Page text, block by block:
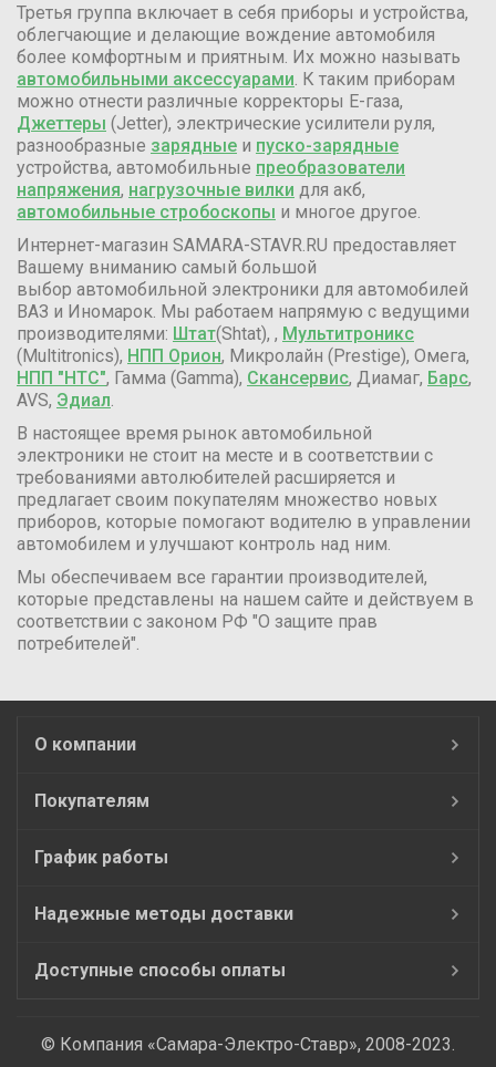
Третья группа включает в себя приборы и устройства,
облегчающие и делающие вождение автомобиля
более комфортным и приятным. Их можно называть
автомобильными аксессуарами. К таким приборам
можно отнести различные корректоры Е-газа,
Джеттеры (Jetter), электрические усилители руля,
разнообразные зарядные и пуско-зарядные
устройства, автомобильные преобразователи
напряжения, нагрузочные вилки для акб,
автомобильные стробоскопы и многое другое.
Интернет-магазин SAMARA-STAVR.RU предоставляет
Вашему вниманию самый большой
выбор автомобильной электроники для автомобилей
ВАЗ и Иномарок. Мы работаем напрямую с ведущими
производителями: Штат(Shtat), , Мультитроникс
(Multitronics), НПП Орион, Микролайн (Prestige), Омега,
НПП "НТС", Гамма (Gamma), Скансервис, Диамаг, Барс,
AVS, Эдиал.
В настоящее время рынок автомобильной
электроники не стоит на месте и в соответствии с
требованиями автолюбителей расширяется и
предлагает своим покупателям множество новых
приборов, которые помогают водителю в управлении
автомобилем и улучшают контроль над ним.
Мы обеспечиваем все гарантии производителей,
которые представлены на нашем сайте и действуем в
соответствии с законом РФ "О защите прав
потребителей".
О компании
Покупателям
График работы
Надежные методы доставки
Доступные способы оплаты
© Компания «Самара-Электро-Ставр», 2008-2023.